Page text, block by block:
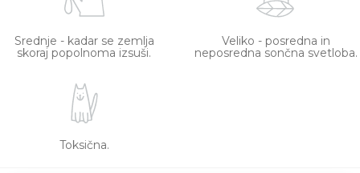
Srednje - kadar se zemlja
skoraj popolnoma izsuši.
Veliko - posredna in
neposredna sončna svetloba.
Toksična.